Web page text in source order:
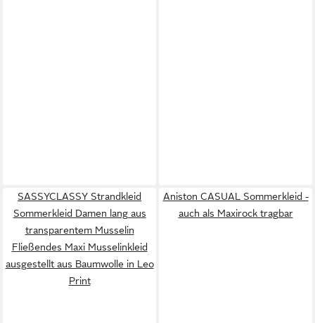
SASSYCLASSY Strandkleid
Sommerkleid Damen lang aus
transparentem Musselin
Fließendes Maxi Musselinkleid
ausgestellt aus Baumwolle in Leo
Print
Aniston CASUAL Sommerkleid -
auch als Maxirock tragbar